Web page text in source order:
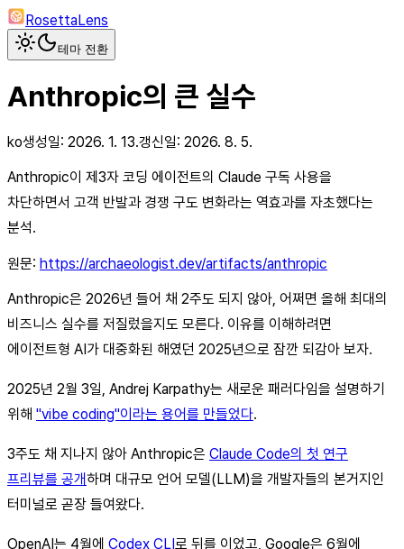
RosettaLens
테마 전환
Anthropic의 큰 실수
ko생성일: 2026. 1. 13.갱신일: 2026. 8. 5.
Anthropic이 제3자 코딩 에이전트의 Claude 구독 사용을
차단하면서 고객 반발과 경쟁 구도 변화라는 역효과를 자초했다는
분석.
원문: https://archaeologist.dev/artifacts/anthropic
Anthropic은 2026년 들어 채 2주도 되지 않아, 어쩌면 올해 최대의
비즈니스 실수를 저질렀을지도 모른다. 이유를 이해하려면
에이전트형 AI가 대중화된 해였던 2025년으로 잠깐 되감아 보자.
2025년 2월 3일, Andrej Karpathy는 새로운 패러다임을 설명하기
위해 "vibe coding"이라는 용어를 만들었다.
3주도 채 지나지 않아 Anthropic은 Claude Code의 첫 연구
프리뷰를 공개하며 대규모 언어 모델(LLM)을 개발자들의 본거지인
터미널로 곧장 들여왔다.
OpenAI는 4월에 Codex CLI로 뒤를 이었고, Google은 6월에